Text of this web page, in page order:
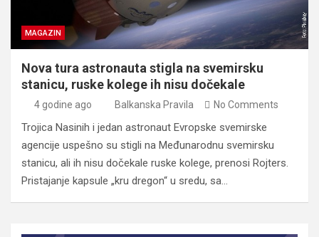
MAGAZIN
Nova tura astronauta stigla na svemirsku
stanicu, ruske kolege ih nisu dočekale
4 godine ago Balkanska Pravila No Comments
Trojica Nasinih i jedan astronaut Evropske svemirske
agencije uspešno su stigli na Međunarodnu svemirsku
stanicu, ali ih nisu dočekale ruske kolege, prenosi Rojters.
Pristajanje kapsule „kru dregon“ u sredu, sa…